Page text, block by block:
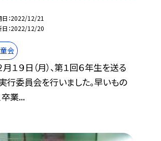
日 2022/12/21
日 2022/12/20
会
月１９日（月）、第１回６年生を送る
行委員会を行いました。早いもの
卒業...